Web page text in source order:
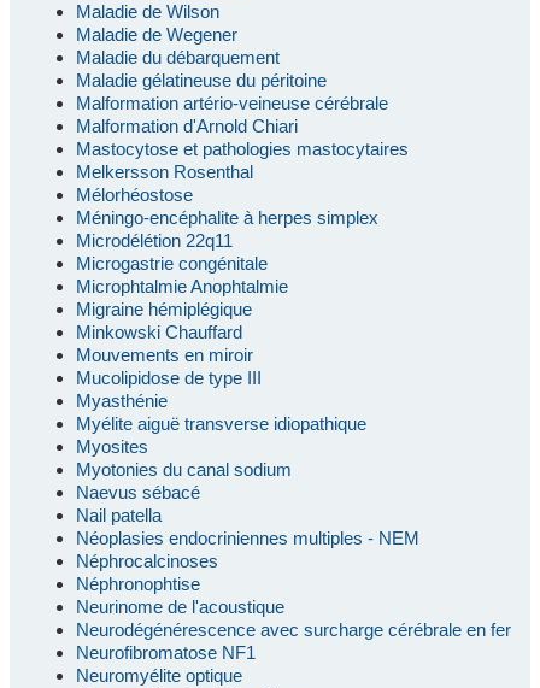
Maladie de Wilson
Maladie de Wegener
Maladie du débarquement
Maladie gélatineuse du péritoine
Malformation artério-veineuse cérébrale
Malformation d'Arnold Chiari
Mastocytose et pathologies mastocytaires
Melkersson Rosenthal
Mélorhéostose
Méningo-encéphalite à herpes simplex
Microdélétion 22q11
Microgastrie congénitale
Microphtalmie Anophtalmie
Migraine hémiplégique
Minkowski Chauffard
Mouvements en miroir
Mucolipidose de type III
Myasthénie
Myélite aiguë transverse idiopathique
Myosites
Myotonies du canal sodium
Naevus sébacé
Nail patella
Néoplasies endocriniennes multiples - NEM
Néphrocalcinoses
Néphronophtise
Neurinome de l'acoustique
Neurodégénérescence avec surcharge cérébrale en fer
Neurofibromatose NF1
Neuromyélite optique